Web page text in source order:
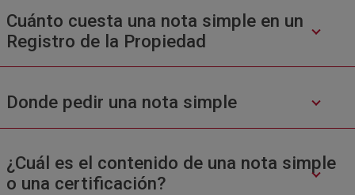
Cuánto cuesta una nota simple en un
Registro de la Propiedad
Donde pedir una nota simple
¿Cuál es el contenido de una nota simple
o una certificación?